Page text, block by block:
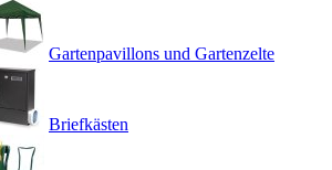
Gartenpavillons und Gartenzelte
Briefkästen